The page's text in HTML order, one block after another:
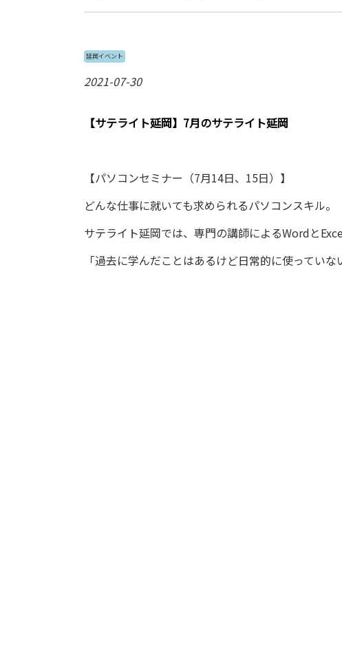
延岡イベント
2021-07-30
【サテライト延岡】7月のサテライト延岡
【パソコンセミナー（7月14日、15日）】
どんな仕事に就いても求められるパソコンスキル。
サテライト延岡では、専門の講師によるWordと
「過去に学んだことはあるけど日常的に使ってい